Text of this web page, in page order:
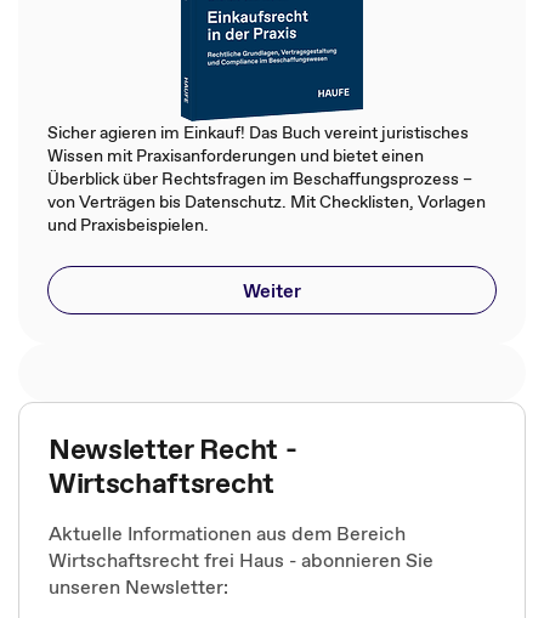
Sicher agieren im Einkauf! Das Buch vereint juristisches
Wissen mit Praxisanforderungen und bietet einen
Überblick über Rechtsfragen im Beschaffungsprozess –
von Verträgen bis Datenschutz. Mit Checklisten, Vorlagen
und Praxisbeispielen.
Weiter
Newsletter Recht -
Wirtschaftsrecht
Aktuelle Informationen aus dem Bereich
Wirtschaftsrecht frei Haus - abonnieren Sie
unseren Newsletter: